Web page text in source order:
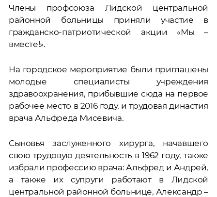
Члены профсоюза Лидской центральной
районной больницы приняли участие в
гражданско-патриотической акции «Мы –
вместе!».
На городское мероприятие были приглашены
молодые специалисты учреждения
здравоохранения, прибывшие сюда на первое
рабочее место в 2016 году, и трудовая династия
врача Альфреда Мисевича.
Сыновья заслуженного хирурга, начавшего
свою трудовую деятельность в 1962 году, также
избрали профессию врача: Альфред и Андрей,
а также их супруги работают в Лидской
центральной районной больнице, Александр –